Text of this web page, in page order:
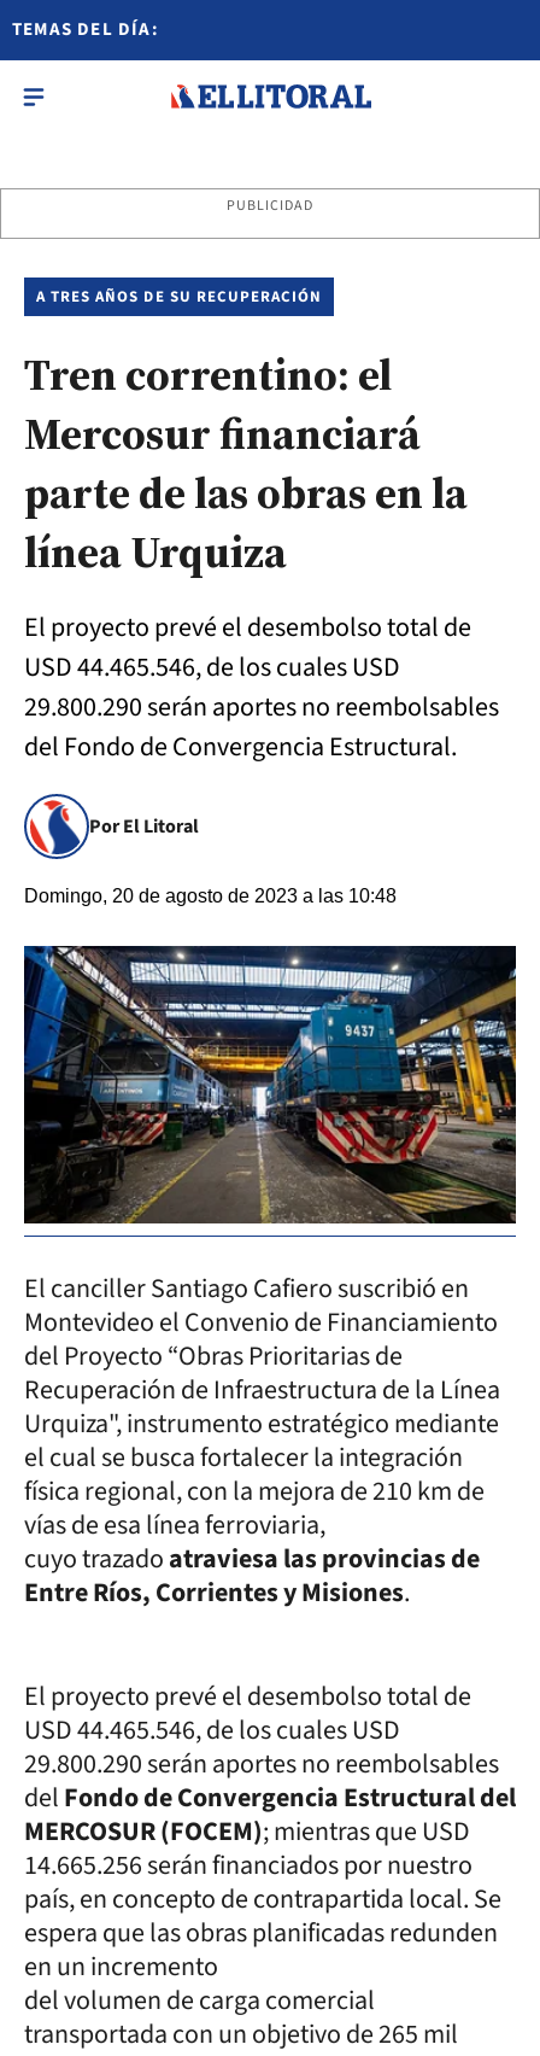
TEMAS DEL DÍA:
PUBLICIDAD
A TRES AÑOS DE SU RECUPERACIÓN
Tren correntino: el
Mercosur financiará
parte de las obras en la
línea Urquiza
El proyecto prevé el desembolso total de
USD 44.465.546, de los cuales USD
29.800.290 serán aportes no reembolsables
del Fondo de Convergencia Estructural.
Por El Litoral
Domingo, 20 de agosto de 2023 a las 10:48
El canciller Santiago Cafiero suscribió en
Montevideo el Convenio de Financiamiento
del Proyecto “Obras Prioritarias de
Recuperación de Infraestructura de la Línea
Urquiza", instrumento estratégico mediante
el cual se busca fortalecer la integración
física regional, con la mejora de 210 km de
vías de esa línea ferroviaria,
cuyo trazadoatraviesa las provincias de
Entre Ríos, Corrientes y Misiones.
El proyecto prevé el desembolso total de
USD 44.465.546, de los cuales USD
29.800.290 serán aportes no reembolsables
delFondo de Convergencia Estructural del
MERCOSUR (FOCEM); mientras que USD
14.665.256 serán financiados por nuestro
país, en concepto de contrapartida local. Se
espera que las obras planificadas redunden
en un incremento
del volumen de carga comercial
transportada con un objetivo de 265 mil